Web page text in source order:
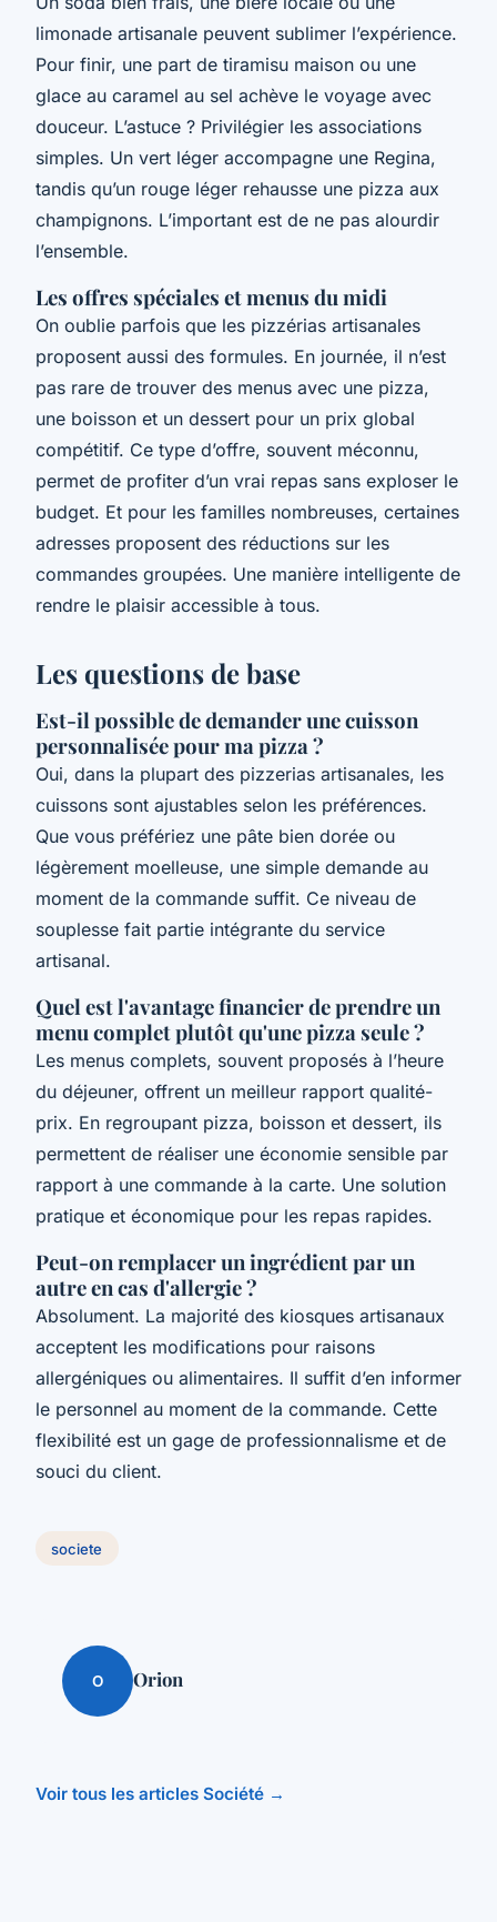
limonade artisanale peuvent sublimer l’expérience.
Pour finir, une part de tiramisu maison ou une
glace au caramel au sel achève le voyage avec
douceur. L’astuce ? Privilégier les associations
simples. Un vert léger accompagne une Regina,
tandis qu’un rouge léger rehausse une pizza aux
champignons. L’important est de ne pas alourdir
l’ensemble.
Les offres spéciales et menus du midi
On oublie parfois que les pizzérias artisanales
proposent aussi des formules. En journée, il n’est
pas rare de trouver des menus avec une pizza,
une boisson et un dessert pour un prix global
compétitif. Ce type d’offre, souvent méconnu,
permet de profiter d’un vrai repas sans exploser le
budget. Et pour les familles nombreuses, certaines
adresses proposent des réductions sur les
commandes groupées. Une manière intelligente de
rendre le plaisir accessible à tous.
Les questions de base
Est-il possible de demander une cuisson
personnalisée pour ma pizza ?
Oui, dans la plupart des pizzerias artisanales, les
cuissons sont ajustables selon les préférences.
Que vous préfériez une pâte bien dorée ou
légèrement moelleuse, une simple demande au
moment de la commande suffit. Ce niveau de
souplesse fait partie intégrante du service
artisanal.
Quel est l'avantage financier de prendre un
menu complet plutôt qu'une pizza seule ?
Les menus complets, souvent proposés à l’heure
du déjeuner, offrent un meilleur rapport qualité-
prix. En regroupant pizza, boisson et dessert, ils
permettent de réaliser une économie sensible par
rapport à une commande à la carte. Une solution
pratique et économique pour les repas rapides.
Peut-on remplacer un ingrédient par un
autre en cas d'allergie ?
Absolument. La majorité des kiosques artisanaux
acceptent les modifications pour raisons
allergéniques ou alimentaires. Il suffit d’en informer
le personnel au moment de la commande. Cette
flexibilité est un gage de professionnalisme et de
souci du client.
societe
O Orion
Voir tous les articles Société →